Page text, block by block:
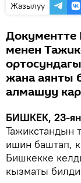
Жазылуу
Документте
менен
жана аянты
алмашуу
БИШКЕК, 23-
Тажикстандын
ишин баштап,
Бишкекке
кызматы